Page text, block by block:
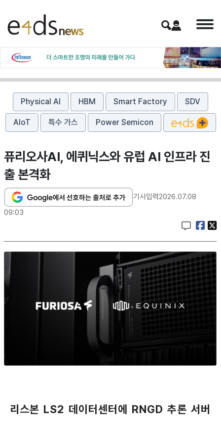
Physical AI HBM Smart Factory SDV
AIoT 특수 가스 Power Semicon
퓨리오사AI, 에퀴닉스와 유럽 AI 인프라 진
출 본격화
기사입력2026.07.08
09:03
리스본 LS2 데이터센터에 RNGD 추론 서버